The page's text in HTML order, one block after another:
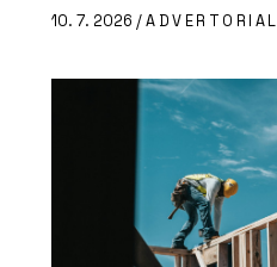
10. 7. 2026 /ADVERTORIAL